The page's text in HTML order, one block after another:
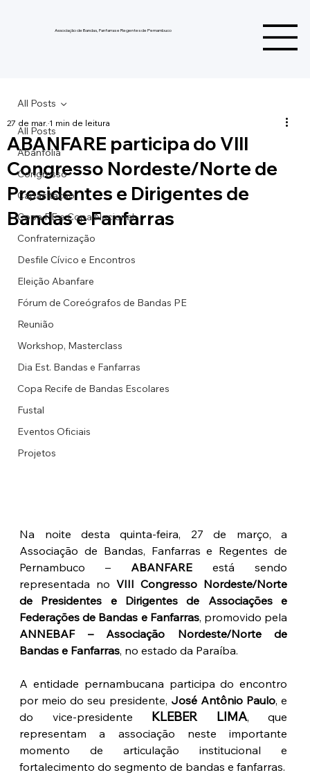
Associação de Bandas, Fanfarras e Regentes de Pernambuco
All Posts
Abanfolia
Congresso
Capacitação
Copa PE e Copa Nacional
Confraternização
Desfile Cívico e Encontros
Eleição Abanfare
Fórum de Coreógrafos de Bandas PE
Reunião
Workshop, Masterclass
Dia Est. Bandas e Fanfarras
Copa Recife de Bandas Escolares
Fustal
Eventos Oficiais
Projetos
All Posts
ABANFARE participa do VIII
Congresso Nordeste/Norte de
Presidentes e Dirigentes de
Bandas e Fanfarras
27 de mar.1 min de leitura
Na noite desta quinta-feira, 27 de março, a
Associação de Bandas, Fanfarras e Regentes de
Pernambuco – ABANFARE está sendo
representada no VIII Congresso Nordeste/Norte
de Presidentes e Dirigentes de Associações e
Federações de Bandas e Fanfarras
ANNEBAF – Associação Nordeste/Norte de
Bandas e Fanfarras, no estado da Paraíba.
A entidade pernambucana participa do encontro
por meio do seu presidente, José Antônio Paulo, e
do vice-presidente
KLEBER LIMA, que
representam a associação neste importante
momento de articulação institucional e
fortalecimento do segmento de bandas e fanfarras.